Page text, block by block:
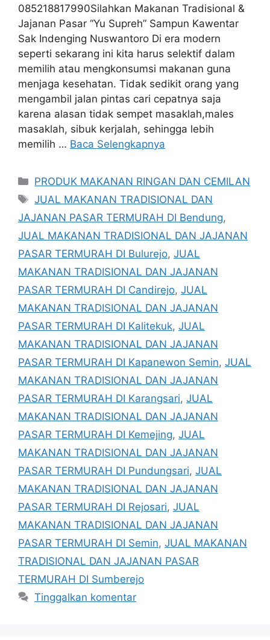
085218817990Silahkan Makanan Tradisional &
Jajanan Pasar “Yu Supreh” Sampun Kawentar
Sak Indenging Nuswantoro Di era modern
seperti sekarang ini kita harus selektif dalam
memilih atau mengkonsumsi makanan guna
menjaga kesehatan. Tidak sedikit orang yang
mengambil jalan pintas cari cepatnya saja
karena alasan tidak sempet masaklah,males
masaklah, sibuk kerjalah, sehingga lebih
memilih … Baca Selengkapnya
Kategori
PRODUK MAKANAN RINGAN DAN CEMILAN
Tag
JUAL MAKANAN TRADISIONAL DAN
JAJANAN PASAR TERMURAH DI Bendung,
JUAL MAKANAN TRADISIONAL DAN JAJANAN
PASAR TERMURAH DI Bulurejo, JUAL
MAKANAN TRADISIONAL DAN JAJANAN
PASAR TERMURAH DI Candirejo, JUAL
MAKANAN TRADISIONAL DAN JAJANAN
PASAR TERMURAH DI Kalitekuk, JUAL
MAKANAN TRADISIONAL DAN JAJANAN
PASAR TERMURAH DI Kapanewon Semin, JUAL
MAKANAN TRADISIONAL DAN JAJANAN
PASAR TERMURAH DI Karangsari, JUAL
MAKANAN TRADISIONAL DAN JAJANAN
PASAR TERMURAH DI Kemejing, JUAL
MAKANAN TRADISIONAL DAN JAJANAN
PASAR TERMURAH DI Pundungsari, JUAL
MAKANAN TRADISIONAL DAN JAJANAN
PASAR TERMURAH DI Rejosari, JUAL
MAKANAN TRADISIONAL DAN JAJANAN
PASAR TERMURAH DI Semin, JUAL MAKANAN
TRADISIONAL DAN JAJANAN PASAR
TERMURAH DI Sumberejo
Tinggalkan komentar